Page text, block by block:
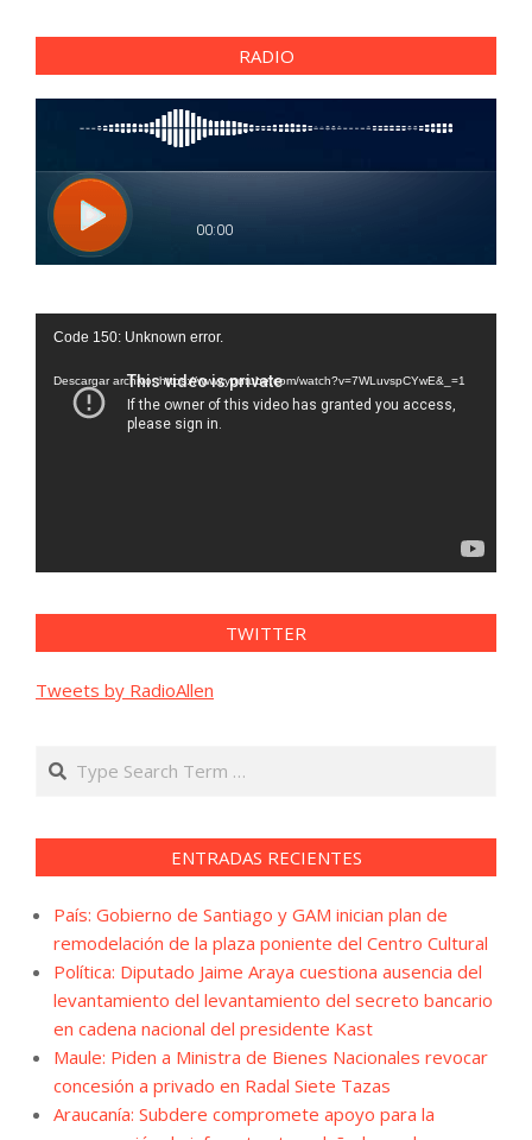
RADIO
Reproductor
vídeo
Code 150: Unknown error.
Descargar archivo: https://www.youtube.com/watch?v=7WLuvspCYwE&_=1
TWITTER
Tweets by RadioAllen
Search
ENTRADAS RECIENTES
País: Gobierno de Santiago y GAM inician plan de
remodelación de la plaza poniente del Centro Cultural
Política: Diputado Jaime Araya cuestiona ausencia del
levantamiento del levantamiento del secreto bancario
en cadena nacional del presidente Kast
Maule: Piden a Ministra de Bienes Nacionales revocar
concesión a privado en Radal Siete Tazas
Araucanía: Subdere compromete apoyo para la